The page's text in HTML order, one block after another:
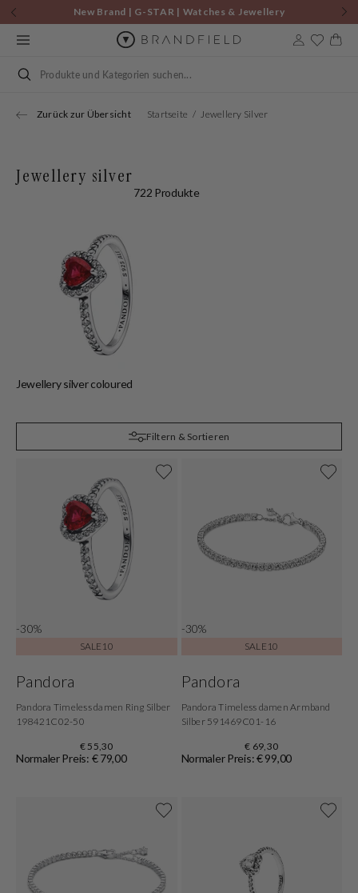
Zum
Inhalt
springen
New Brand | G-STAR | Watches & Jewellery
9to5 Edit | Gratis Tasche ab €75!
Suchen
Zurück zur Übersicht Startseite Jewellery Silver
Jewellery silver
722 Produkte
Jewellery silver coloured
Filtern & Sortieren
-30%
SALE10
Pandora
Pandora Timeless damen Ring Silber
198421C02-50
€ 55,30
Normaler Preis: € 79,00
-30%
SALE10
Pandora
Pandora Timeless damen Armband
Silber 591469C01-16
€ 69,30
Normaler Preis: € 99,00